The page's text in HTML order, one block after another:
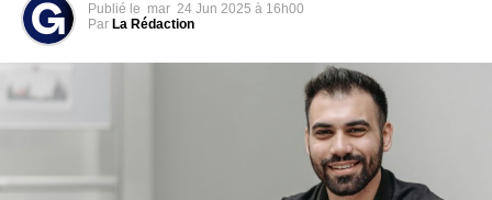
Publié le mar 24 Jun 2025 à 16h00
Par La Rédaction